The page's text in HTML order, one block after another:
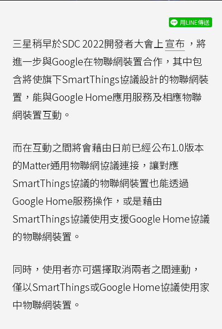
用LINE傳送
三星稍早於SDC 2022開發者大會上 宣布 ，將
進一步與Google在物聯網裝置合作，其中包
含將使旗下SmartThings協議設計的物聯網裝
置，能與Google Home應用服務及相應物聯
網裝置互動。
而在互動之間將會藉由日前已經公布1.0版本
的Matter通用物聯網協議連接，讓對應
SmartThings協議的物聯網裝置也能透過
Google Home服務操作，或是藉由
SmartThings協議使用支援Google Home協議
的物聯網裝置。
同時，使用者亦可選擇取消兩者之間連動，
僅以SmartThings或Google Home協議使用家
中物聯網裝置。